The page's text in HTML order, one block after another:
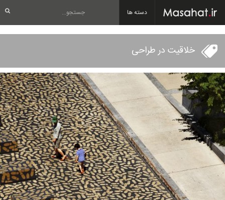
دسته ها
خلاقیت در طراحی